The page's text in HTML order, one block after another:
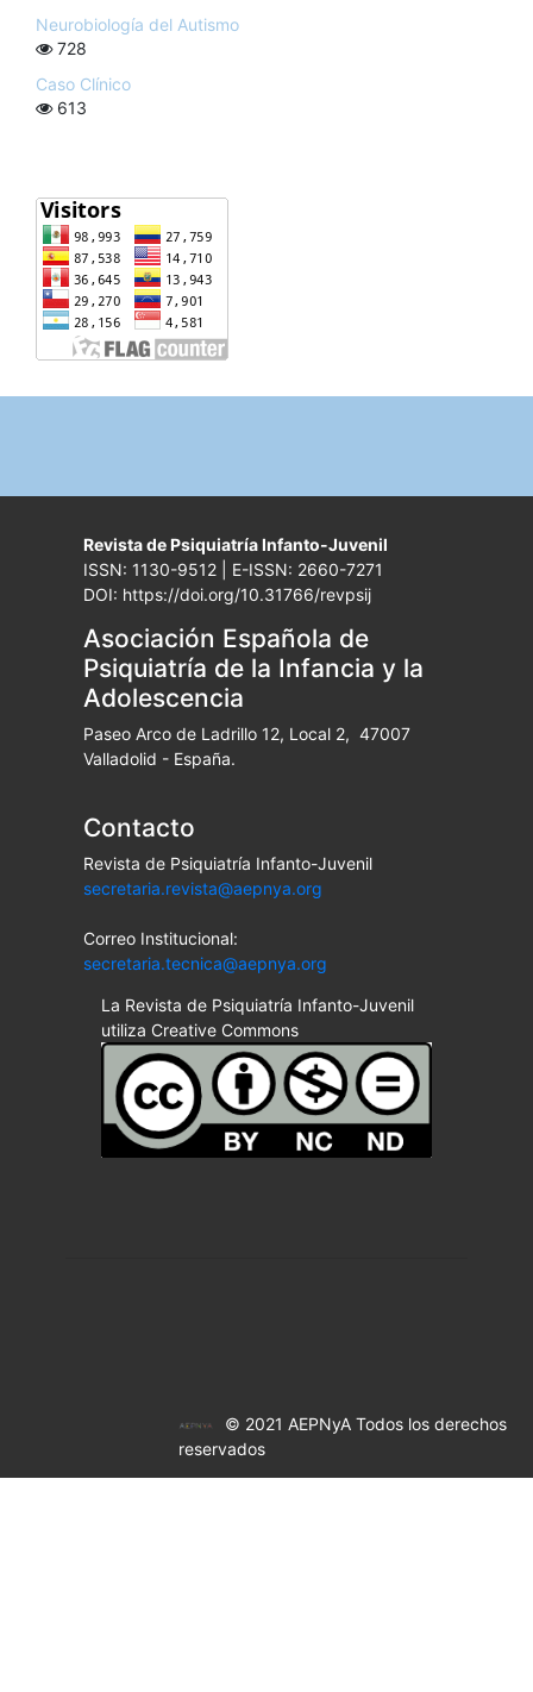
Neurobiología del Autismo
728
Caso Clínico
613
Revista de Psiquiatría Infanto-Juvenil
ISSN: 1130-9512 | E-ISSN: 2660-7271
DOI: https://doi.org/10.31766/revpsij
Asociación Española de
Psiquiatría de la Infancia y la
Adolescencia
Paseo Arco de Ladrillo 12, Local 2, 47007
Valladolid - España.
Contacto
Revista de Psiquiatría Infanto-Juvenil
secretaria.revista@aepnya.org
Correo Institucional:
secretaria.tecnica@aepnya.org
La Revista de Psiquiatría Infanto-Juvenil
utiliza Creative Commons
© 2021 AEPNyA Todos los derechos
reservados